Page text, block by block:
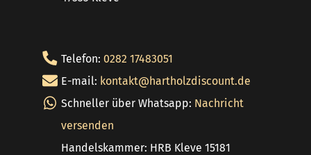
Telefon: 0282 17483051
E-mail: kontakt@hartholzdiscount.de
Schneller über Whatsapp: Nachricht
versenden
Handelskammer: HRB Kleve 15181